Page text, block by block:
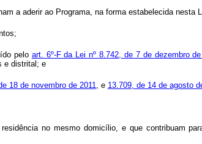
a aderir ao Programa, na forma estabelecida nesta
pelo art. 6º-F da Lei nº 8.742, de 7 de dezembro
e distrital; e
18 de novembro de 2011, e 13.709, de 14 de agosto
no mesmo domicílio, e que contribuam